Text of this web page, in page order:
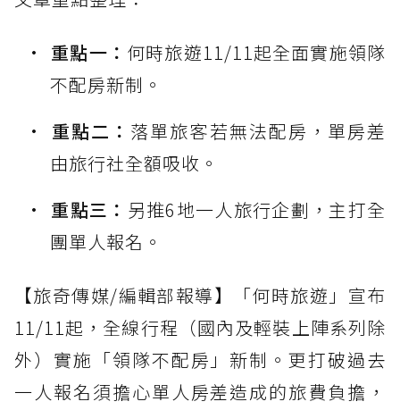
重點一： 何時旅遊11/11起全面實施領隊
不配房新制。
重點二： 落單旅客若無法配房，單房差
由旅行社全額吸收。
重點三： 另推6地一人旅行企劃，主打全
團單人報名。
【旅奇傳媒/編輯部報導】「何時旅遊」宣布
11/11起，全線行程（國內及輕裝上陣系列除
外）實施「領隊不配房」新制。更打破過去
一人報名須擔心單人房差造成的旅費負擔，